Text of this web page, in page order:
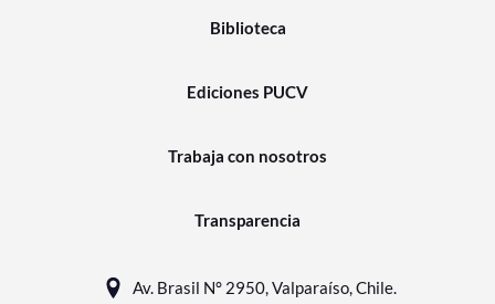
Biblioteca
Ediciones PUCV
Trabaja con nosotros
Transparencia
Av. Brasil N° 2950, Valparaíso, Chile.